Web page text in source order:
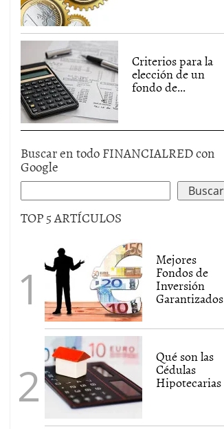
Criterios para la
elección de un
fondo de...
Buscar en todo FINANCIALRED con
Google
TOP 5 ARTÍCULOS
Mejores
Fondos de
Inversión
Garantizados
Qué son las
Cédulas
Hipotecarias